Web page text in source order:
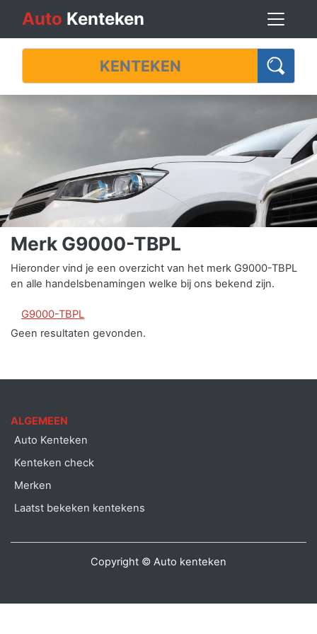
Auto Kenteken
Merk G9000-TBPL
Hieronder vind je een overzicht van het merk G9000-TBPL
en alle handelsbenamingen welke bij ons bekend zijn.
G9000-TBPL
Geen resultaten gevonden.
ALGEMEEN
Auto Kenteken
Kenteken check
Merken
Laatst bekeken kentekens
Copyright © Auto kenteken